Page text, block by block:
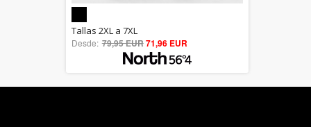
5.00
out of 5
Tallas 2XL a 7XL
Desde: 79,95 EUR71,96 EUR